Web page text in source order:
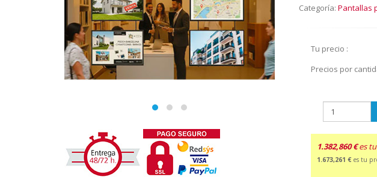
Categoría: Pantallas
Tu precio :
Precios por
1.382,860 € es
1.673,261 € es tu